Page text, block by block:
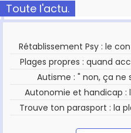
Toute l'actu.
Rétablissement Psy : le
Plages propres : quand
Autisme : " non, ça ne
Autonomie et handicap :
Trouve ton parasport : la